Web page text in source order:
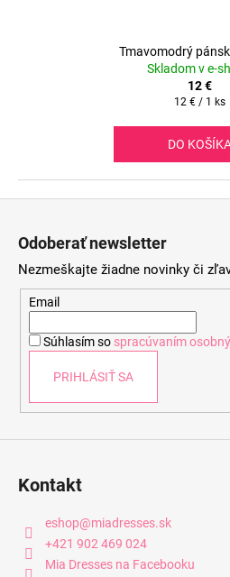
Tmavomodrý
Skladom v e-
12 €
Jednotková
12 € / 1 ks
DO
Odoberať newsletter
Nezmeškajte žiadne novinky či
Email
Súhlasím so spracúvaním
PRIHLÁSIŤ SA
Kontakt
eshop@miadresses.sk
+421 902 469 024
Mia Dresses na Facebooku